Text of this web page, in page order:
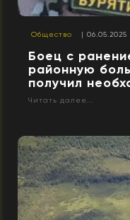
Общество | 06.05.2025
Боец с
районную
получил
Читать далее...